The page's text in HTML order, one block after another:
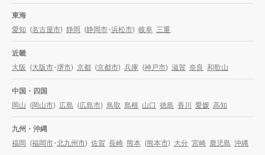
東海
愛知 (名古屋市) 静岡 (静岡市・浜松市) 岐阜 三重
近畿
大阪 (大阪市・堺市) 京都 (京都市) 兵庫 (神戸市) 滋賀 奈良 和歌山
中国・四国
岡山 (岡山市) 広島 (広島市) 鳥取 島根 山口 徳島 香川 愛媛 高知
九州・沖縄
福岡 (福岡市・北九州市) 佐賀 長崎 熊本 (熊本市) 大分 宮崎 鹿児島 沖縄